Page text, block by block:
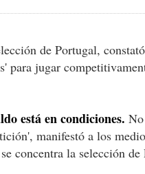
de Portugal,
para jugar
está en condiciones.
manifestó a los
concentra la selección de